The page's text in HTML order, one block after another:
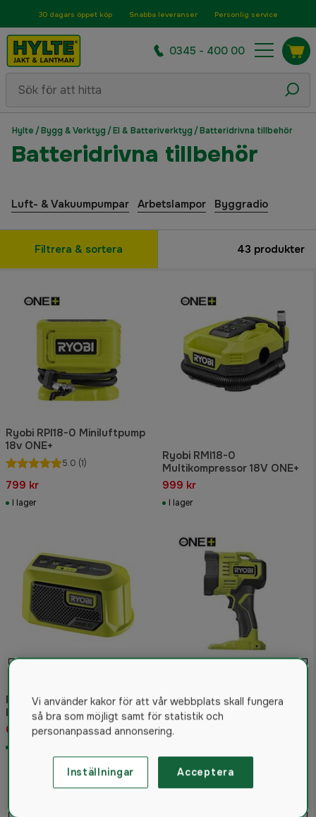
30 dagars öppet köp Snabba leveranser Personlig service
0345 - 400 00
Hylte /Bygg & Verktyg /El & Batteriverktyg /Batteridrivna tillbehör
Batteridrivna tillbehör
Luft- & Vakuumpumpar Arbetslampor Byggradio
Filtrera & sortera 43 produkter
Ryobi RPI18-0 Miniluftpump
18v ONE+
5.0 (1)
799 kr
I lager
Ryobi RMI18-0
Multikompressor 18V ONE+
999 kr
I lager
Ryobi RBTM18-0 Bluetooth
Högtalare mini 18V ONE+
649 kr
Ryobi RLS18-0 Strålkastare
18v ONE+
1 099 kr
Vi använder kakor för att vår webbplats skall fungera
så bra som möjligt samt för statistik och
personanpassad annonsering.
Inställningar Acceptera